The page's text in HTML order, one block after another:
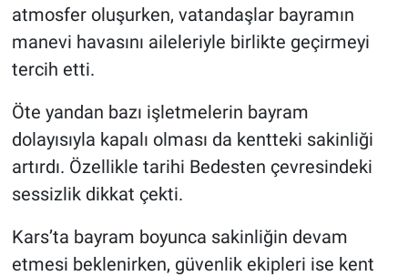
atmosfer oluşurken, vatandaşlar bayramın
manevi havasını aileleriyle birlikte geçirmeyi
tercih etti.
Öte yandan bazı işletmelerin bayram
dolayısıyla kapalı olması da kentteki sakinliği
artırdı. Özellikle tarihi Bedesten çevresindeki
sessizlik dikkat çekti.
Kars’ta bayram boyunca sakinliğin devam
etmesi beklenirken, güvenlik ekipleri ise kent